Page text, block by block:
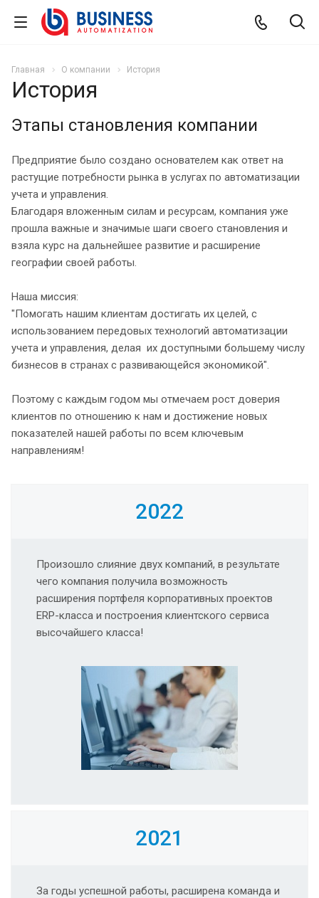
Главная О компании История
История
Этапы становления компании
Предприятие было создано основателем как ответ на
растущие потребности рынка в услугах по автоматизации
учета и управления.
Благодаря вложенным силам и ресурсам, компания уже
прошла важные и значимые шаги своего становления и
взяла курс на дальнейшее развитие и расширение
географии своей работы.
Наша миссия:
"Помогать нашим клиентам достигать их целей, с
использованием передовых технологий автоматизации
учета и управления, делая их доступными большему числу
бизнесов в странах с развивающейся экономикой".
Поэтому с каждым годом мы отмечаем рост доверия
клиентов по отношению к нам и достижение новых
показателей нашей работы по всем ключевым
направлениям!
2022
Произошло слияние двух компаний, в результате
чего компания получила возможность
расширения портфеля корпоративных проектов
ERP-класса и построения клиентского сервиса
высочайшего класса!
2021
За годы успешной работы, расширена команда и